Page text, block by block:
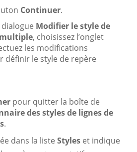
Continuer.
Modifier le style de
, choisissez l’onglet
les modifications
définir le style de repère
pour quitter la boîte de
des styles de lignes de
.
dans la liste Styles et indique